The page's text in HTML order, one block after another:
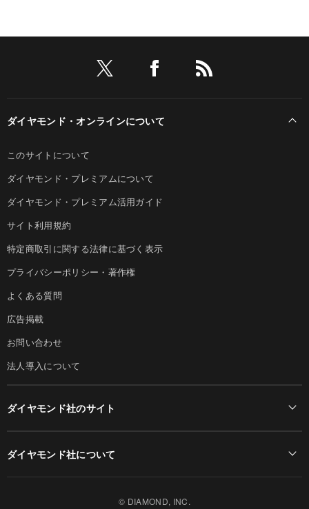
ダイヤモンド・オンラインについて
このサイトについて
ダイヤモンド・プレミアムについて
ダイヤモンド・プレミアム活用ガイド
サイト利用規約
特定商取引に関する法律に基づく表示
プライバシーポリシー・著作権
よくある質問
広告掲載
お問い合わせ
法人導入について
ダイヤモンド社のサイト
ダイヤモンド社について
© DIAMOND, INC.